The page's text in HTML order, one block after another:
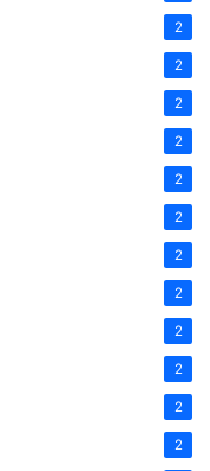
2
2
2
2
2
2
2
2
2
2
2
2